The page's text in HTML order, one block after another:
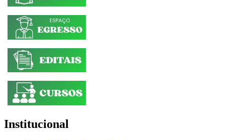
Institucional